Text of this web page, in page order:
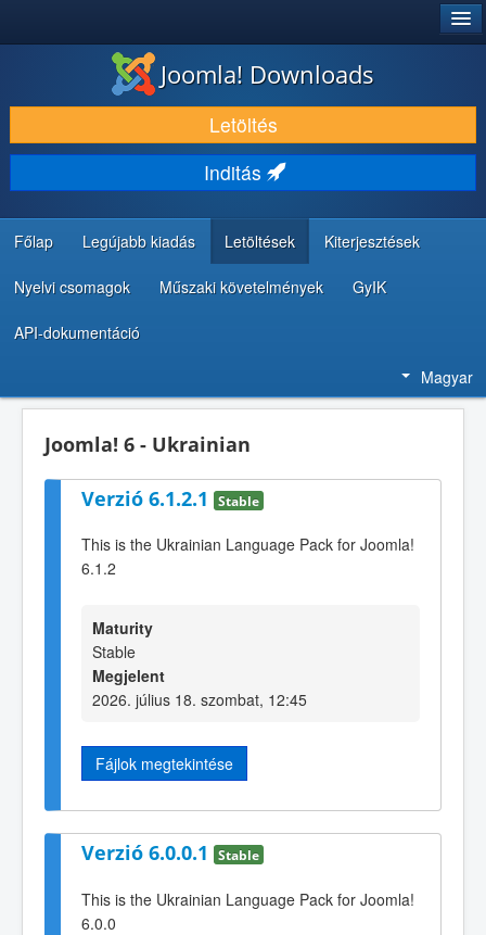
LETÖLTÉS ÉS KITERJESZTÉS
FEDEZZE FEL ÉS TANULJA MEG
KÖZÖSSÉG ÉS TÁMOGATÁS
FEJLESZTŐI ERŐFORRÁSOK
Joomla! Downloads
Letöltés
Inditás
Főlap Legújabb kiadás Letöltések Kiterjesztések
Nyelvi csomagok Műszaki követelmények GyIK
API-dokumentáció
Magyar
Joomla! 6 - Ukrainian
Verzió 6.1.2.1 Stable
This is the Ukrainian Language Pack for Joomla!
6.1.2
Maturity
Stable
Megjelent
2026. július 18. szombat, 12:45
Fájlok megtekintése
Verzió 6.0.0.1 Stable
This is the Ukrainian Language Pack for Joomla!
6.0.0